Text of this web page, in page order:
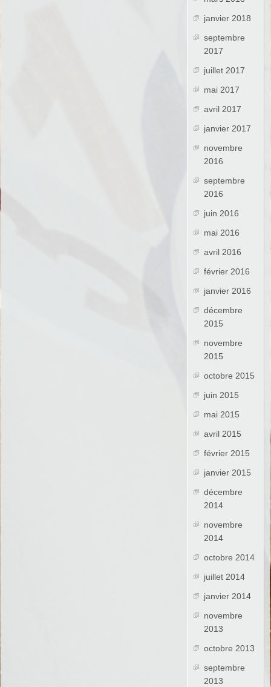
janvier 2018
septembre
2017
juillet 2017
mai 2017
avril 2017
janvier 2017
novembre
2016
septembre
2016
juin 2016
mai 2016
avril 2016
février 2016
janvier 2016
décembre
2015
novembre
2015
octobre 2015
juin 2015
mai 2015
avril 2015
février 2015
janvier 2015
décembre
2014
novembre
2014
octobre 2014
juillet 2014
janvier 2014
novembre
2013
octobre 2013
septembre
2013